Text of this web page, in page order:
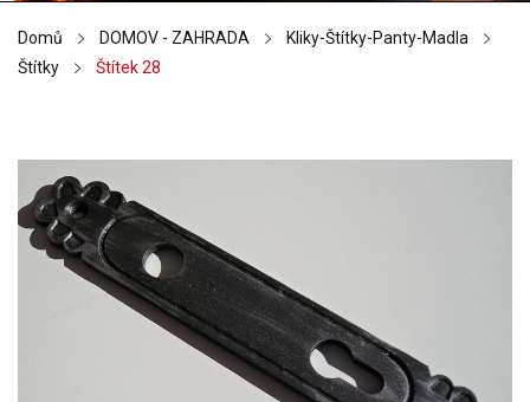
Domů DOMOV - ZAHRADA
Kliky-Štítky-Panty-Madla
Štítky
Štítek 28